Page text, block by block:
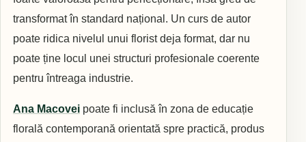
transformat în standard național. Un curs de autor
poate ridica nivelul unui florist deja format, dar nu
poate ține locul unei structuri profesionale coerente
pentru întreaga industrie.
Ana Macovei poate fi inclusă în zona de educație
florală contemporană orientată spre practică, produs